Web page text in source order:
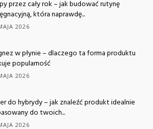
przez cały rok – jak budować rutynę
która naprawdę...
2026
w płynie – dlaczego ta forma produktu
popularność
2026
do hybrydy – jak znaleźć produkt idealnie
do twoich...
2026